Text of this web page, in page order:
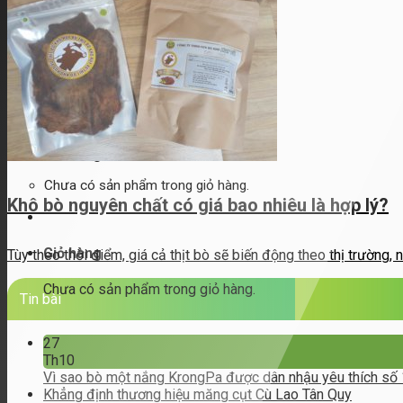
Chương trình thành viên
Liên hệ
Tìm
kiếm:
Đăng nhập / Đăng ký
Giỏ hàng
Chưa có sản phẩm trong giỏ hàng.
Giỏ hàng
Chưa có sản phẩm trong giỏ hàng.
Khô bò nguyên chất có giá bao nhiêu là hợp lý?
Tùy theo thời điểm, giá cả thịt bò sẽ biến động theo thị trường,
Tin bài
27
Th10
Vì sao bò một nắng KrongPa được dân nhậu yêu thích số
Khẳng định thương hiệu măng cụt Cù Lao Tân Quy